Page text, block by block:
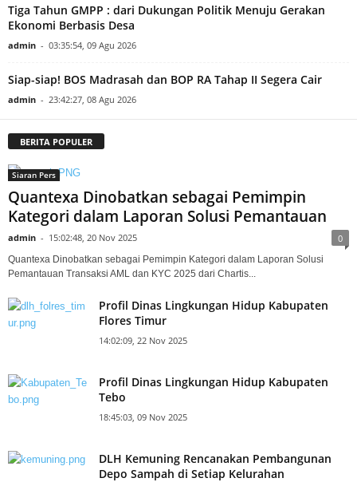
Tiga Tahun GMPP : dari Dukungan Politik Menuju Gerakan
Ekonomi Berbasis Desa
admin - 03:35:54, 09 Agu 2026
Siap-siap! BOS Madrasah dan BOP RA Tahap II Segera Cair
admin - 23:42:27, 08 Agu 2026
BERITA POPULER
Siaran Pers
Quantexa Dinobatkan sebagai Pemimpin
Kategori dalam Laporan Solusi Pemantauan
admin - 15:02:48, 20 Nov 2025 0
Quantexa Dinobatkan sebagai Pemimpin Kategori dalam Laporan Solusi
Pemantauan Transaksi AML dan KYC 2025 dari Chartis...
Profil Dinas Lingkungan Hidup Kabupaten
Flores Timur
14:02:09, 22 Nov 2025
Profil Dinas Lingkungan Hidup Kabupaten
Tebo
18:45:03, 09 Nov 2025
DLH Kemuning Rencanakan Pembangunan
Depo Sampah di Setiap Kelurahan